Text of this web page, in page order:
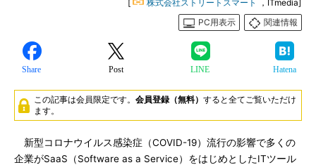
[ 株式会社ストリートスマート
，ITmedia]
PC用表示
関連情報
Share Post LINE Hatena
この記事は会員限定です。 会員登録（無料） すると全てご覧いただけ
ます。
新型コロナウイルス感染症（COVID-19）流行の影響で多くの
企業がSaaS（Software as a Service）をはじめとしたITツール